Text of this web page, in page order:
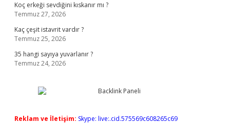
Koç erkeği sevdiğini kıskanır mı ?
Temmuz 27, 2026
Kaç çeşit istavrit vardır ?
Temmuz 25, 2026
35 hangi sayıya yuvarlanır ?
Temmuz 24, 2026
Reklam ve İletişim: Skype: live:.cid.575569c608265c69